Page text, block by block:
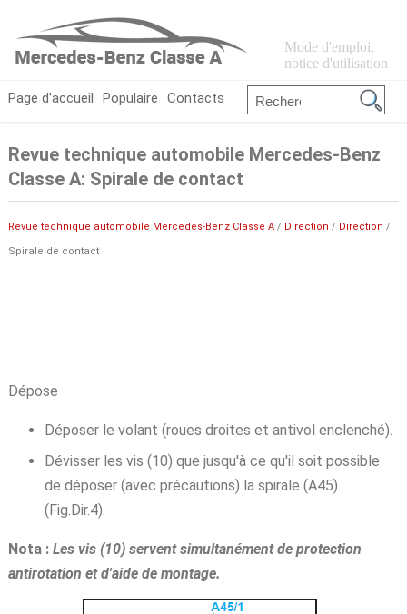
Mode d'emploi,
notice d'utilisation
Page d'accueil Populaire Contacts
Revue technique automobile Mercedes-Benz
Classe A: Spirale de contact
Revue technique automobile Mercedes-Benz Classe A/ Direction / Direction /
Spirale de contact
Dépose
Déposer le volant (roues droites et antivol enclenché).
Dévisser les vis (10) que jusqu'à ce qu'il soit possible
de déposer (avec précautions) la spirale (A45)
(Fig.Dir.4).
Nota : Les vis (10) servent simultanément de protection
antirotation et d'aide de montage.